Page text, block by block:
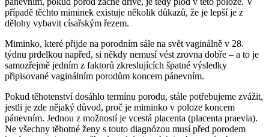
případě těchto miminek existuje několik důkazů, že je lepší je z
dělohy vybavit císařským řezem.
Miminko, které přijde na porodním sále na svět vaginálně v 28.
týdnu prdelkou napřed, si někdy nemusí vést zrovna dobře – a to je
samozřejmě jedním z faktorů zkreslujících špatné výsledky
připisované vaginálním porodům koncem pánevním.
Pokud těhotenství dosáhlo termínu porodu, stále potřebujeme zvážit,
jestli je zde nějaký důvod, proč je miminko v poloze koncem
pánevním. Jednou z možností je vcestá placenta (placenta praevia).
Ne všechny těhotné ženy s touto diagnózou musí před porodem